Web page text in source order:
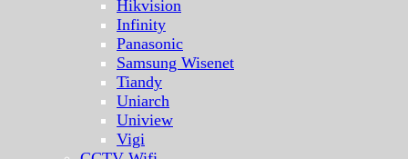
Hikvision
Infinity
Panasonic
Samsung Wisenet
Tiandy
Uniarch
Uniview
Vigi